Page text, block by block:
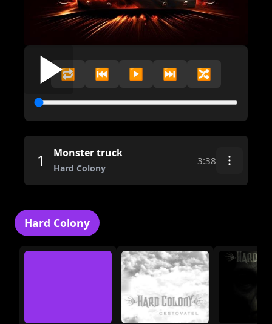
🔁 ⏮️ ▶️ ⏭️ 🔀
1 Monster truck
Hard Colony
3:38
Hard Colony